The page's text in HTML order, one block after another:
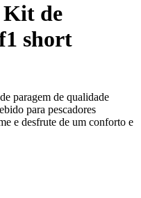
Kit de
short
paragem de qualidade
para pescadores
e desfrute de um conforto e